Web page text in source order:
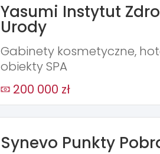
Yasumi Instytut
Urody
Gabinety kosmetyczne,
obiekty SPA
200 000 zł
Synevo Punkty